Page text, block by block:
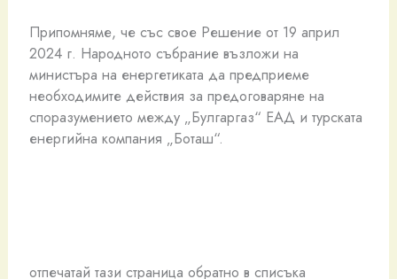
Припомняме, че със свое Решение от 19 април
2024 г. Народното събрание възложи на
министъра на енергетиката да предприеме
необходимите действия за предоговаряне на
споразумението между „Булгаргаз“ ЕАД и турската
енергийна компания „Боташ“.
отпечатай тази страница обратно в списъка